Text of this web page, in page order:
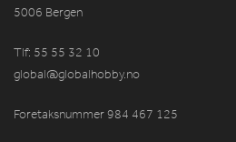
5006 Bergen
Tlf: 55 55 32 10
global@globalhobby.no
Foretaksnummer 984 467 125